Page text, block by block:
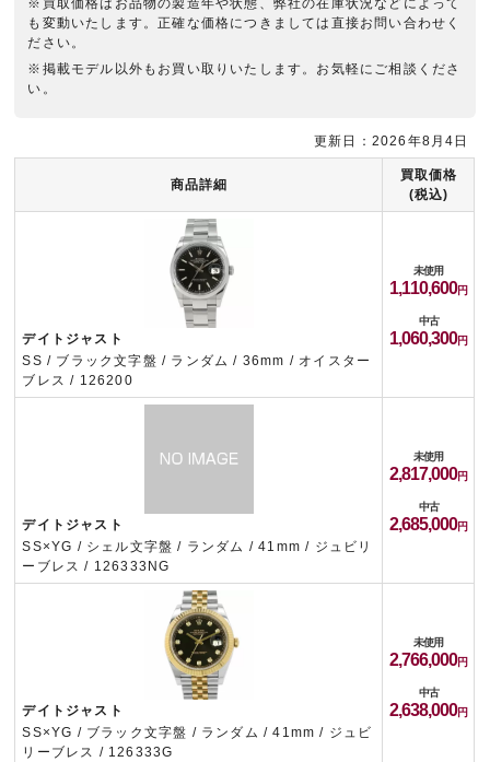
※買取価格はお品物の製造年や状態、弊社の在庫状況などによって
も変動いたします。正確な価格につきましては直接お問い合わせく
ださい。
※掲載モデル以外もお買い取りいたします。お気軽にご相談くださ
い。
商品詳細
買取価格
(税込)
デイトジャスト
SS / ブラック文字盤 / ランダム / 36mm / オイスター
ブレス / 126200
未使用
1,110,600
中古
1,060,300
デイトジャスト
SS×YG / シェル文字盤 / ランダム / 41mm / ジュビリ
ーブレス / 126333NG
未使用
2,817,000
中古
2,685,000
デイトジャスト
SS×YG / ブラック文字盤 / ランダム / 41mm / ジュビ
リーブレス / 126333G
未使用
2,766,000
中古
2,638,000
更新日：2026年8月4日